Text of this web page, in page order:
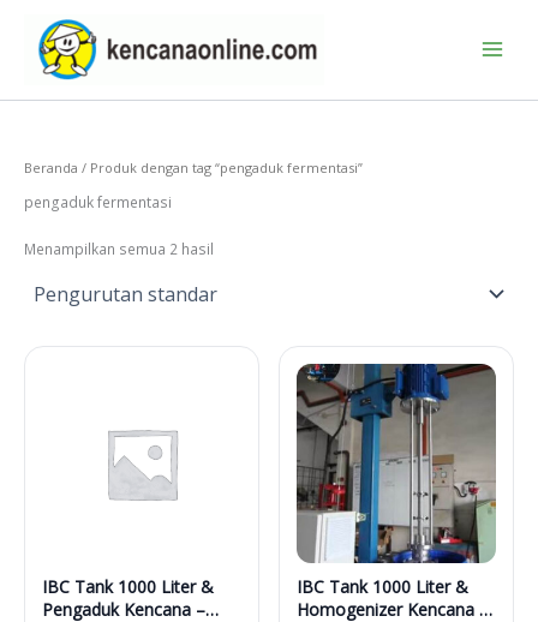
konten
Beranda / Produk dengan tag “pengaduk fermentasi”
pengaduk fermentasi
Menampilkan semua 2 hasil
IBC Tank 1000 Liter &
Pengaduk Kencana –
IBC Tank 1000 Liter &
Homogenizer Kencana –